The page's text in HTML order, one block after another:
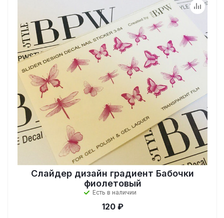
Слайдер дизайн градиент Бабочки
фиолетовый
Есть в наличии
120 ₽